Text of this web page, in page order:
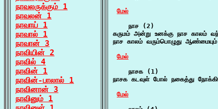
நாவலருக்கும் 1
நாவலன் 1
நாவாய் 1
நாவால் 1
நாவான் 3
நாவியின் 2
நாவில் 4
நாவின் 1
நாவின்-பாலால் 1
நாவினான் 3
நாவினும் 1
மேல்
    நாச (2)
கருமம் அன்று உனக்கு நாச காலம்
நாச காலம் வரும்பொழுது
மேல்
    நாசக (1)
நாசக கடவுள் போல் நகைத்து
மேல்